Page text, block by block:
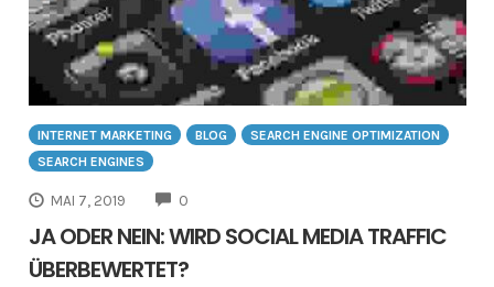
INTERNET MARKETING BLOG
SEARCH ENGINE OPTIMIZATION
SEARCH ENGINES
MAI 7, 2019 0
JA ODER NEIN: WIRD SOCIAL MEDIA TRAFFIC
ÜBERBEWERTET?